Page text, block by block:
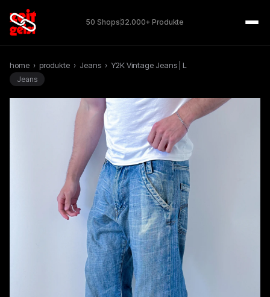
50 Shops32.000+ Produkte
home › produkte › Jeans › Y2K Vintage Jeans | L
Jeans